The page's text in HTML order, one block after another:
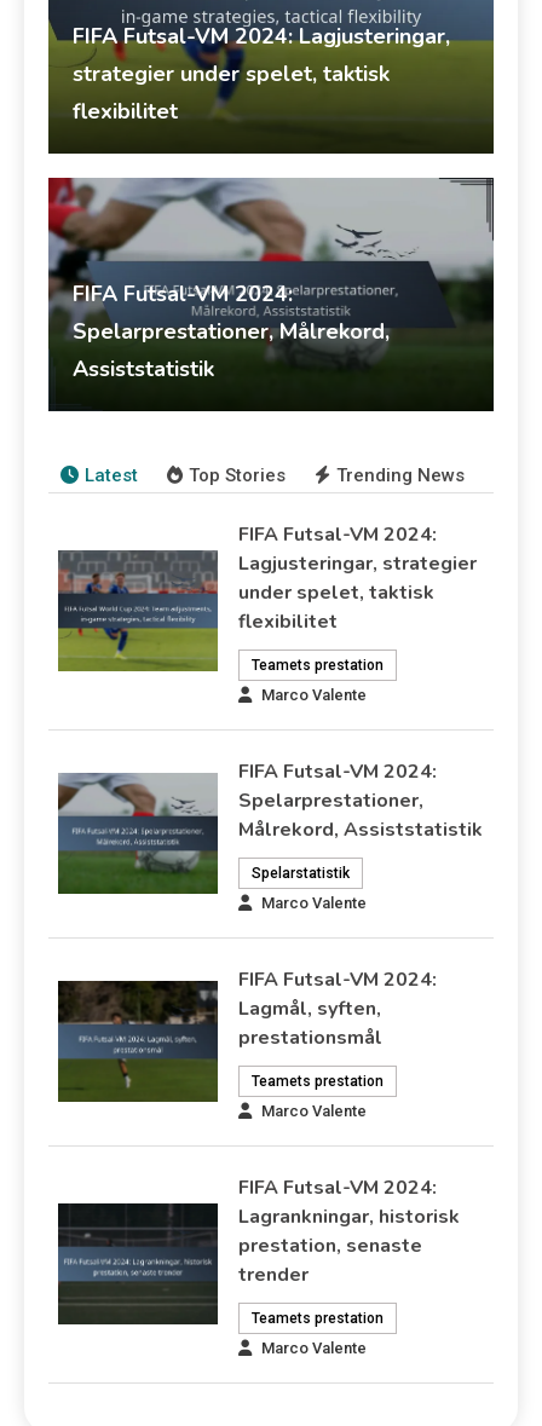
FIFA Futsal-VM 2024: Lagjusteringar,
strategier under spelet, taktisk
flexibilitet
Teamets prestation Marco Valente 17/06/2026
FIFA Futsal-VM 2024:
Spelarprestationer, Målrekord,
Assiststatistik
Spelarstatistik Marco Valente 06/04/2026
Latest Top Stories Trending News
FIFA Futsal-VM 2024:
Lagjusteringar, strategier
under spelet, taktisk
flexibilitet
Teamets prestation
Marco Valente
FIFA Futsal-VM 2024:
Spelarprestationer,
Målrekord, Assiststatistik
Spelarstatistik
Marco Valente
FIFA Futsal-VM 2024:
Lagmål, syften,
prestationsmål
Teamets prestation
Marco Valente
FIFA Futsal-VM 2024:
Lagrankningar, historisk
prestation, senaste
trender
Teamets prestation
Marco Valente